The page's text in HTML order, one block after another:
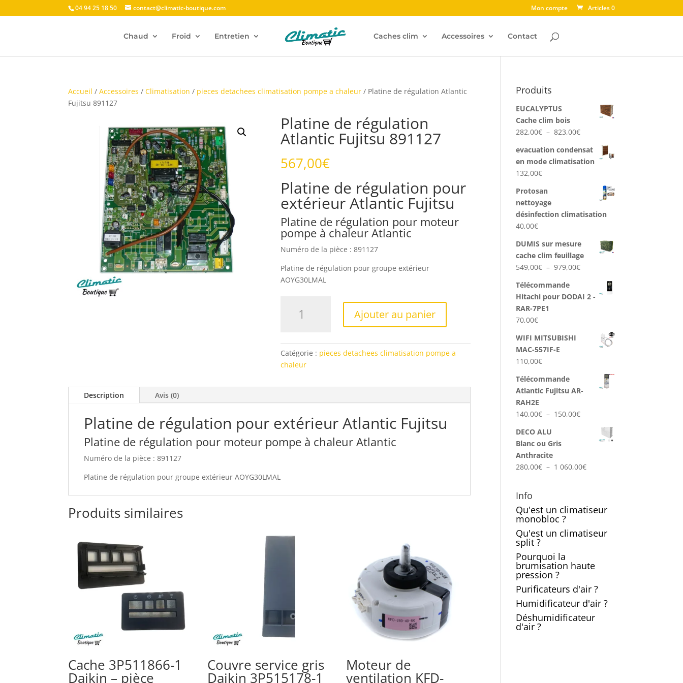
04 94 25 18 50 contact@climatic-boutique.com Mon compte Articles 0
Chaud Froid Entretien Caches clim Accessoires Contact
Accueil /Accessoires /Climatisation / pieces detachees climatisation pompe a chaleur / Platine de régulation Atlantic
Fujitsu 891127
Platine de régulation
Atlantic Fujitsu 891127
567,00€
Platine de régulation pour
extérieur Atlantic Fujitsu
Platine de régulation pour moteur
pompe à chaleur Atlantic
Numéro de la pièce : 891127
Platine de régulation pour groupe extérieur
AOYG30LMAL
Ajouter au panier
Catégorie : pieces detachees climatisation pompe a
chaleur
Description Avis (0)
Platine de régulation pour extérieur Atlantic Fujitsu
Platine de régulation pour moteur pompe à chaleur Atlantic
Numéro de la pièce : 891127
Platine de régulation pour groupe extérieur AOYG30LMAL
Produits similaires
Cache 3P511866-1
Daikin – pièce
Couvre service gris
Daikin 3P515178-1
Moteur de
ventilation KFD-
Produits
EUCALYPTUS
Cache clim bois
282,00€ – 823,00€Plage
prix :
282,00€
823,00€
evacuation condensat
en mode climatisation
132,00€
Protosan
nettoyage
désinfection climatisation
40,00€
DUMIS sur mesure
cache clim feuillage
549,00€ – 979,00€Plage
549,00€
Télécommande
Hitachi pour DODAI 2 -
RAR-7PE1
70,00€
WIFI MITSUBISHI
MAC-557IF-E
110,00€
Télécommande
Atlantic Fujitsu AR-
RAH2E
140,00€ – 150,00€Plage
150,00€
DECO ALU
Blanc ou Gris
Anthracite
280,00€ – 1 060,00€Plage
à
060,00€
Info
Qu'est un climatiseur
monobloc ?
Qu'est un climatiseur
split ?
Pourquoi la
brumisation haute
pression ?
Purificateurs d'air ?
Humidificateur d'air ?
Déshumidificateur
d'air ?